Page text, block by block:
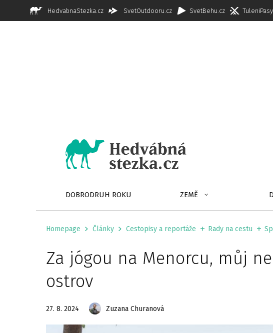
HedvabnaStezka.cz SvetOutdooru.cz SvetBehu.cz
DOBRODRUH ROKU ZEMĚ
Homepage Články Cestopisy a reportáže Rady na cestu
Za jógou na Menorcu, můj
ostrov
27. 8. 2024 Zuzana Churanová